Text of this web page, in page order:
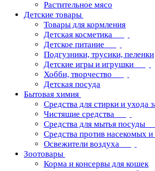
Растительное мясо
Детские товары
Товары для кормления
Детская косметика
Детское питание
Подгузники, трусики, пеленки
Детские игры и игрушки
Хобби, творчество
Детская посуда
Бытовая химия
Средства для стирки и ухода
Чистящие средства
Средства для мытья посуды
Средства против насекомых
Освежители воздуха
Зоотовары
Корма и консервы для кошек